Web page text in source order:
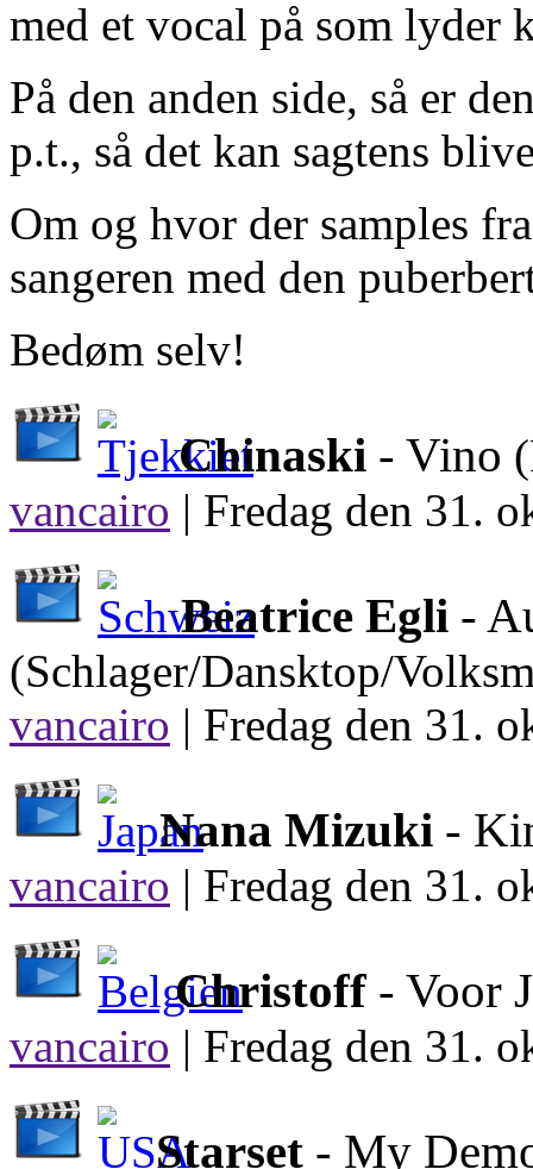
med et vocal på som lyder
På den anden side, så er
p.t., så det kan sagtens
Om og hvor der samples
sangeren med den
Bedøm selv!
Chinaski - Vino
vancairo | Fredag den 31.
Beatrice Egli -
(Schlager/Dansktop/
vancairo | Fredag den 31.
Nana Mizuki -
vancairo | Fredag den 31.
Christoff - Voor
vancairo | Fredag den 31.
Starset - My